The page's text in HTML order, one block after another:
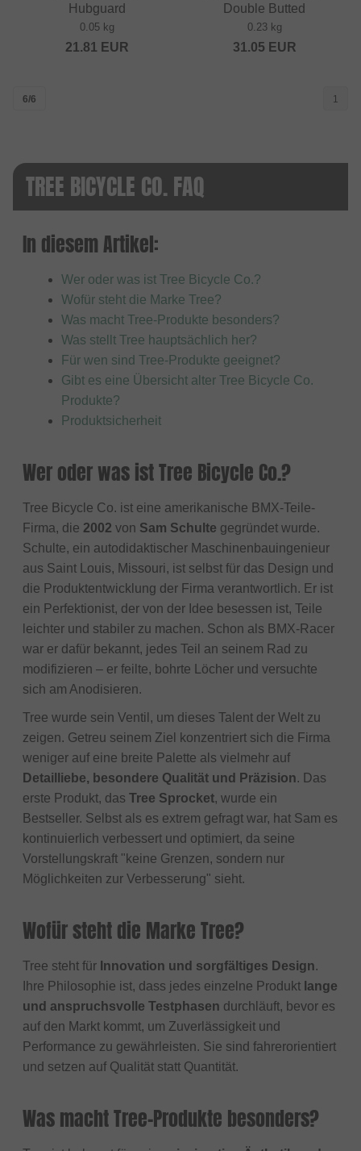
Hubguard
0.05 kg
21.81 EUR
Double Butted
0.23 kg
31.05 EUR
6/6 1
TREE BICYCLE CO. FAQ
In diesem Artikel:
Wer oder was ist Tree Bicycle Co.?
Wofür steht die Marke Tree?
Was macht Tree-Produkte besonders?
Was stellt Tree hauptsächlich her?
Für wen sind Tree-Produkte geeignet?
Gibt es eine Übersicht alter Tree Bicycle Co.
Produkte?
Produktsicherheit
Wer oder was ist Tree Bicycle Co.?
Tree Bicycle Co. ist eine amerikanische BMX-Teile-
Firma, die 2002 von Sam Schulte gegründet wurde.
Schulte, ein autodidaktischer Maschinenbauingenieur
aus Saint Louis, Missouri, ist selbst für das Design und
die Produktentwicklung der Firma verantwortlich. Er ist
ein Perfektionist, der von der Idee besessen ist, Teile
leichter und stabiler zu machen. Schon als BMX-Racer
war er dafür bekannt, jedes Teil an seinem Rad zu
modifizieren – er feilte, bohrte Löcher und versuchte
sich am Anodisieren.
Tree wurde sein Ventil, um dieses Talent der Welt zu
zeigen. Getreu seinem Ziel konzentriert sich die Firma
weniger auf eine breite Palette als vielmehr auf
Detailliebe, besondere Qualität und Präzision. Das
erste Produkt, das Tree Sprocket, wurde ein
Bestseller. Selbst als es extrem gefragt war, hat Sam es
kontinuierlich verbessert und optimiert, da seine
Vorstellungskraft "keine Grenzen, sondern nur
Möglichkeiten zur Verbesserung" sieht.
Wofür steht die Marke Tree?
Tree steht für Innovation und sorgfältiges Design.
Ihre Philosophie ist, dass jedes einzelne Produkt lange
und anspruchsvolle Testphasen durchläuft, bevor es
auf den Markt kommt, um Zuverlässigkeit und
Performance zu gewährleisten. Sie sind fahrerorientiert
und setzen auf Qualität statt Quantität.
Was macht Tree-Produkte besonders?